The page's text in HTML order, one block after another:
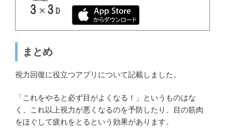
まとめ
視力回復に役立つアプリについて記載しました。
「これをやると必ず目がよくなる！」というものはな
く、これ以上視力が悪くなるのを予防したり、目の筋肉
をほぐして疲れをとるという効果があります。